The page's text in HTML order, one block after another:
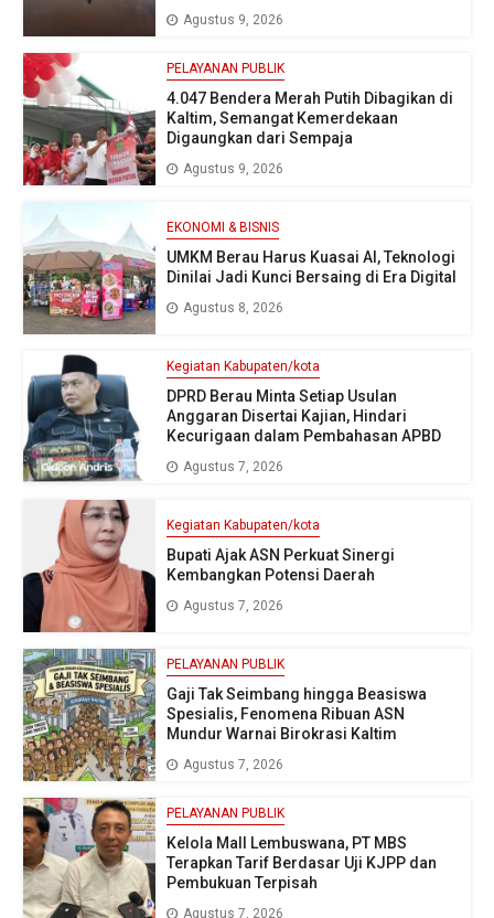
Agustus 9, 2026
PELAYANAN PUBLIK
4.047 Bendera Merah Putih Dibagikan di
Kaltim, Semangat Kemerdekaan
Digaungkan dari Sempaja
Agustus 9, 2026
EKONOMI & BISNIS
UMKM Berau Harus Kuasai AI, Teknologi
Dinilai Jadi Kunci Bersaing di Era Digital
Agustus 8, 2026
Kegiatan Kabupaten/kota
DPRD Berau Minta Setiap Usulan
Anggaran Disertai Kajian, Hindari
Kecurigaan dalam Pembahasan APBD
Agustus 7, 2026
Kegiatan Kabupaten/kota
Bupati Ajak ASN Perkuat Sinergi
Kembangkan Potensi Daerah
Agustus 7, 2026
PELAYANAN PUBLIK
Gaji Tak Seimbang hingga Beasiswa
Spesialis, Fenomena Ribuan ASN
Mundur Warnai Birokrasi Kaltim
Agustus 7, 2026
PELAYANAN PUBLIK
Kelola Mall Lembuswana, PT MBS
Terapkan Tarif Berdasar Uji KJPP dan
Pembukuan Terpisah
Agustus 7, 2026